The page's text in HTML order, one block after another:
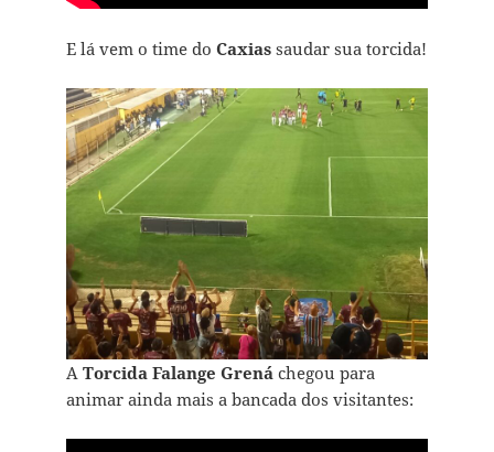
E lá vem o time do Caxiassaudar sua torcida!
A Torcida Falange Grená chegou para
animar ainda mais a bancada dos visitantes: